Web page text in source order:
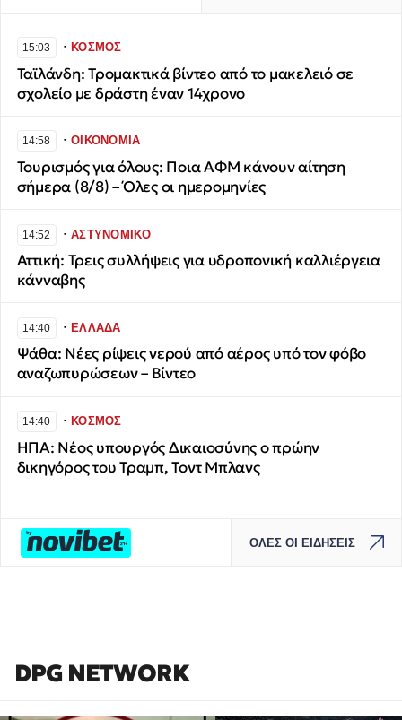
15:03 ∙ΚΟΣΜΟΣ
Ταϊλάνδη: Τρομακτικά βίντεο από το μακελειό σε
σχολείο με δράστη έναν 14χρονο
14:58 ∙ΟΙΚΟΝΟΜΙΑ
Τουρισμός για όλους: Ποια ΑΦΜ κάνουν αίτηση
σήμερα (8/8) – Όλες οι ημερομηνίες
14:52 ∙ΑΣΤΥΝΟΜΙΚΟ
Αττική: Τρεις συλλήψεις για υδροπονική καλλιέργεια
κάνναβης
14:40 ∙ΕΛΛΑΔΑ
Ψάθα: Νέες ρίψεις νερού από αέρος υπό τον φόβο
αναζωπυρώσεων – Βίντεο
14:40 ∙ΚΟΣΜΟΣ
ΗΠΑ: Νέος υπουργός Δικαιοσύνης ο πρώην
δικηγόρος του Τραμπ, Τοντ Μπλανς
ΟΛΕΣ ΟΙ ΕΙΔΗΣΕΙΣ
DPG NETWORK